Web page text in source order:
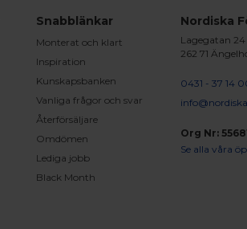
Snabblänkar
Monterat och klart
Inspiration
Kunskapsbanken
Vanliga frågor och svar
Återförsäljare
Omdömen
Lediga jobb
Black Month
Nordiska
Lagegatan 24
262 71
0431 - 37 14
Org Nr:
Se alla våra